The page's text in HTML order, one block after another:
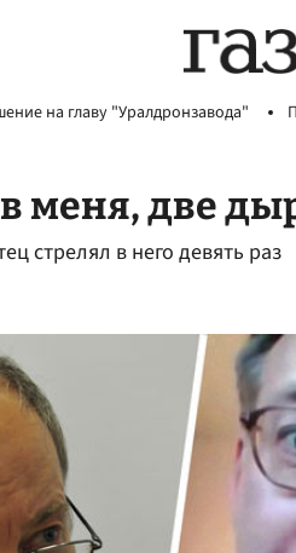
на главу "Уралдронзавода"
меня, две
стрелял в него девять раз